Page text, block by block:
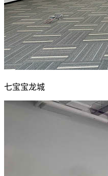
七宝宝龙城